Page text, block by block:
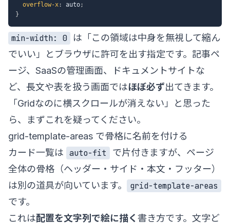
overflow-x: auto;
}
min-width: 0
は「この領域は中身を無視して縮ん
でいい」とブラウザに許可を出す指定です。記事ペ
ージ、SaaSの管理画面、ドキュメントサイトな
ど、長文や表を扱う画面ではほぼ必ず出てきます。
「Gridなのに横スクロールが消えない」と思った
ら、まずこれを疑ってください。
grid-template-areas で骨格に名前を付ける
カード一覧は auto-fit
で片付きますが、ページ
全体の骨格（ヘッダー・サイド・本文・フッター）
は別の道具が向いています。
grid-template-areas
です。
これは配置を文字列で絵に描く 書き方です。文字ど